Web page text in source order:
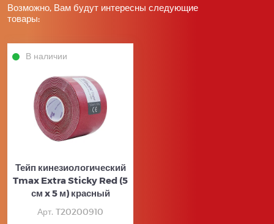
Возможно, Вам будут интересны следующие
товары:
В наличии
Тейп кинезиологический
Tmax Extra Sticky Red (5
см x 5 м) красный
Арт. T20200910